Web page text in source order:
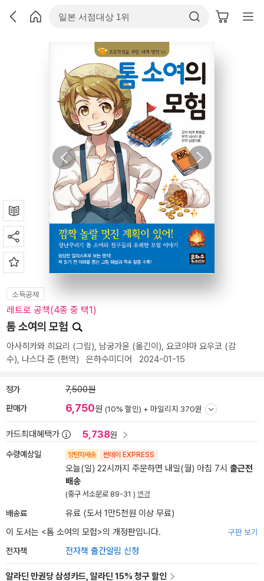
소득공제
레트로 공책(4종 중 택1)
톰 소여의 모험
아사히카와 히요리 (그림), 남궁가윤 (옮긴이), 요코야마 요우코 (감
수), 나스다 준 (편역) 은하수미디어 2024-01-15
정가 7,500원
판매가 6,750원 (10% 할인) + 마일리지 370원
카드최대혜택가 5,738원
수령예상일 양탄자배송 썬데이 EXPRESS
오늘(일) 22시까지 주문하면 내일(월) 아침 7시 출근전
배송
(중구 서소문로 89-31 ) 변경
배송료
유료 (도서 1만5천원 이상 무료)
이 도서는 <톰 소여의 모험>의 개정판입니다. 구판 보기
전자책 전자책 출간알림 신청
알라딘 만권당 삼성카드, 알라딘 15% 청구 할인